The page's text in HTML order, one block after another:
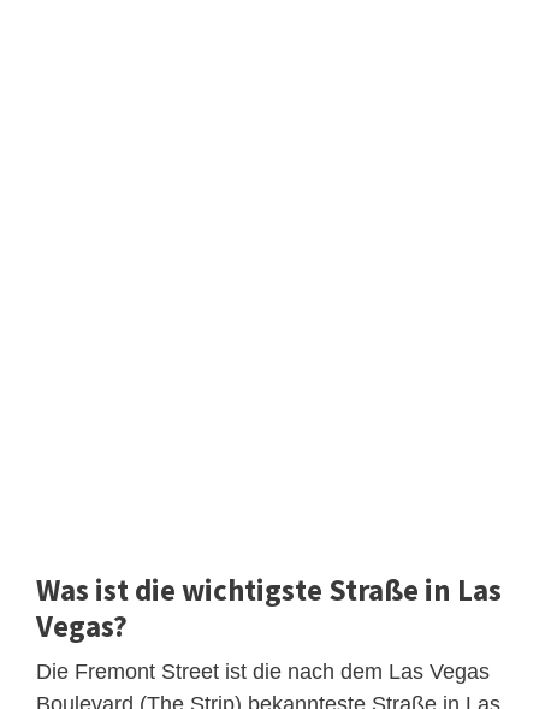
Was ist die wichtigste Straße in Las
Vegas?
Die Fremont Street ist die nach dem Las Vegas
Boulevard (The Strip) bekannteste Straße in Las